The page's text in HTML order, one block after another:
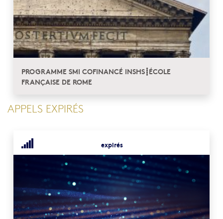
PROGRAMME SMI COFINANCÉ INSHS┋ÉCOLE
FRANÇAISE DE ROME
APPELS EXPIRÉS
expirés